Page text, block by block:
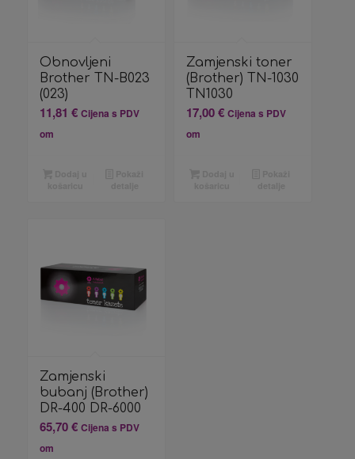
Obnovljeni
Brother TN-B023
(023)
11,81 € Cijena s PDV
om
Zamjenski toner
(Brother) TN-1030
TN1030
17,00€ Cijena s PDV
om
Zamjenski
bubanj (Brother)
DR-400 DR-6000
65,70€ Cijena s PDV
om